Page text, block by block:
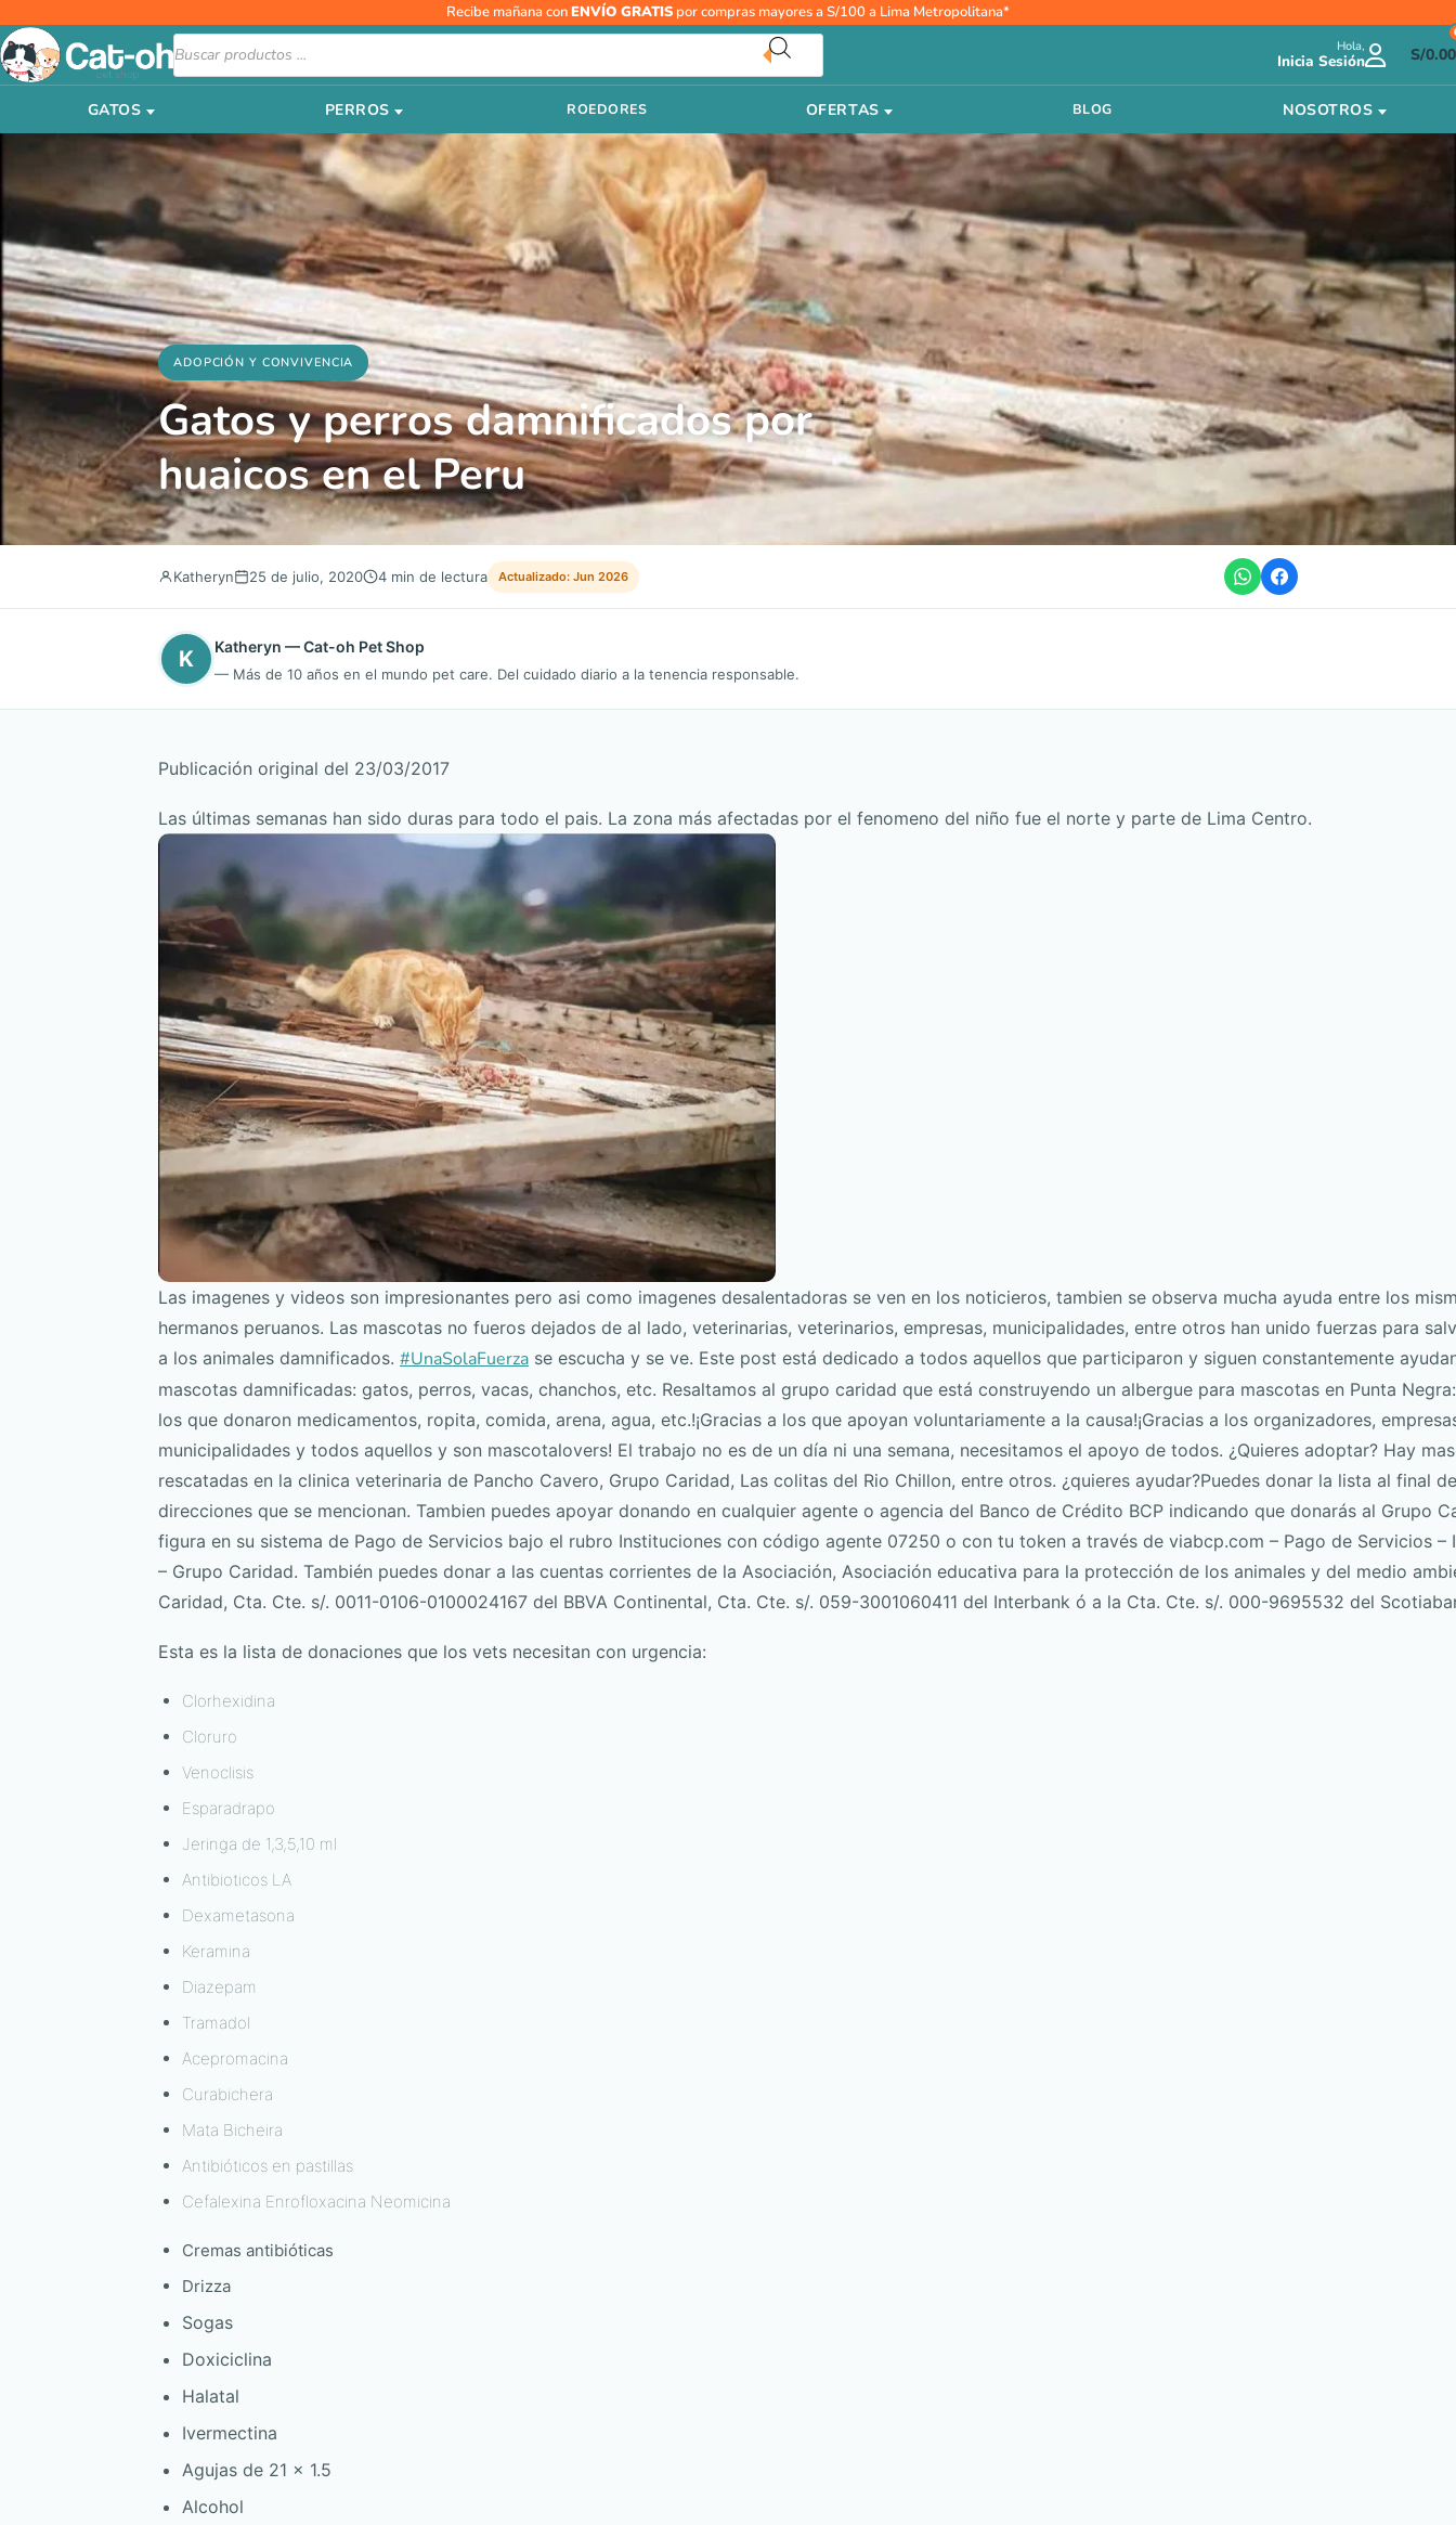
al
contenido
Recibe mañana conENVÍO GRATIS por compras mayores a S/100 a Lima Metropolitana*
Búsqueda
de
productos
Hola,
Inicia Sesión S/0.00
GATOS PERROS ROEDORES OFERTAS BLOG NOSOTROS
ADOPCIÓN Y CONVIVENCIA
Gatos y perros damnificados por
huaicos en el Peru
Katheryn 25 de julio, 2020 4 min de lectura Actualizado: Jun 2026
K Katheryn — Cat-oh Pet Shop
— Más de 10 años en el mundo pet care. Del cuidado diario a la tenencia responsable.
Publicación original del 23/03/2017
Las últimas semanas han sido duras para todo el pais. La zona más afectadas por el fenomeno del niño fue el norte y parte de Lima Centro.
Las imagenes y videos son impresionantes pero asi como imagenes desalentadoras se ven en los noticieros, tambien se observa mucha ayuda entre los
hermanos peruanos. Las mascotas no fueros dejados de al lado, veterinarias, veterinarios, empresas, municipalidades, entre otros han unido fuerzas para
a los animales damnificados. #UnaSolaFuerza se escucha y se ve. Este post está dedicado a todos aquellos que participaron y siguen constantemente
mascotas damnificadas: gatos, perros, vacas, chanchos, etc. Resaltamos al grupo caridad que está construyendo un albergue para mascotas en Punta
los que donaron medicamentos, ropita, comida, arena, agua, etc.!¡Gracias a los que apoyan voluntariamente a la causa!¡Gracias a los organizadores,
municipalidades y todos aquellos y son mascotalovers! El trabajo no es de un día ni una semana, necesitamos el apoyo de todos. ¿Quieres adoptar? Hay
rescatadas en la clinica veterinaria de Pancho Cavero, Grupo Caridad, Las colitas del Rio Chillon, entre otros. ¿quieres ayudar?Puedes donar la lista al final
direcciones que se mencionan. Tambien puedes apoyar donando en cualquier agente o agencia del Banco de Crédito BCP indicando que donarás al Grupo
figura en su sistema de Pago de Servicios bajo el rubro Instituciones con código agente 07250 o con tu token a través de viabcp.com – Pago de Servicios –
– Grupo Caridad. También puedes donar a las cuentas corrientes de la Asociación, Asociación educativa para la protección de los animales y del medio
Caridad, Cta. Cte. s/. 0011-0106-0100024167 del BBVA Continental, Cta. Cte. s/. 059-3001060411 del Interbank ó a la Cta. Cte. s/. 000-9695532 del
Esta es la lista de donaciones que los vets necesitan con urgencia:
Clorhexidina
Cloruro
Venoclisis
Esparadrapo
Jeringa de 1,3,5,10 ml
Antibioticos LA
Dexametasona
Keramina
Diazepam
Tramadol
Acepromacina
Curabichera
Mata Bicheira
Antibióticos en pastillas
Cefalexina Enrofloxacina Neomicina
Cremas antibióticas
Drizza
Sogas
Doxiciclina
Halatal
Ivermectina
Agujas de 21 x 1.5
Alcohol
Tu